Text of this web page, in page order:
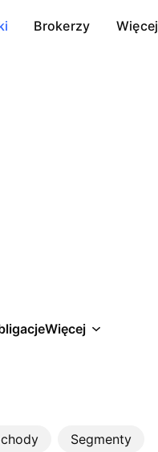
Brokerzy Więcej
Więcej
Segmenty